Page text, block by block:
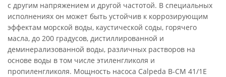
с другим напряжением и другой частотой. В специальных
исполнениях он может быть устойчив к коррозирующим
эффектам морской воды, каустической соды, горячего
масла, до 200 градусов, дистиллированной и
деминерализованной воды, различных растворов на
основе воды в том числе этиленгликоля и
пропиленгликоля. Мощность насоса Calpeda B-CM 41/1E